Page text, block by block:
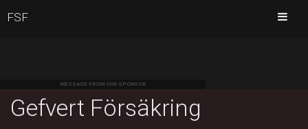
MESSAGE FROM OUR SPONSOR
Gefvert Försäkring
FSF